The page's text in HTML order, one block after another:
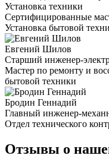
Установка техники
Сертифицированные
Установка бытовой
Евгений Шилов
Старший инженер-
Мастер по ремонту и
бытовой техники
Бродин Геннадий
Главный инженер-
Отдел технического
Отзывы о